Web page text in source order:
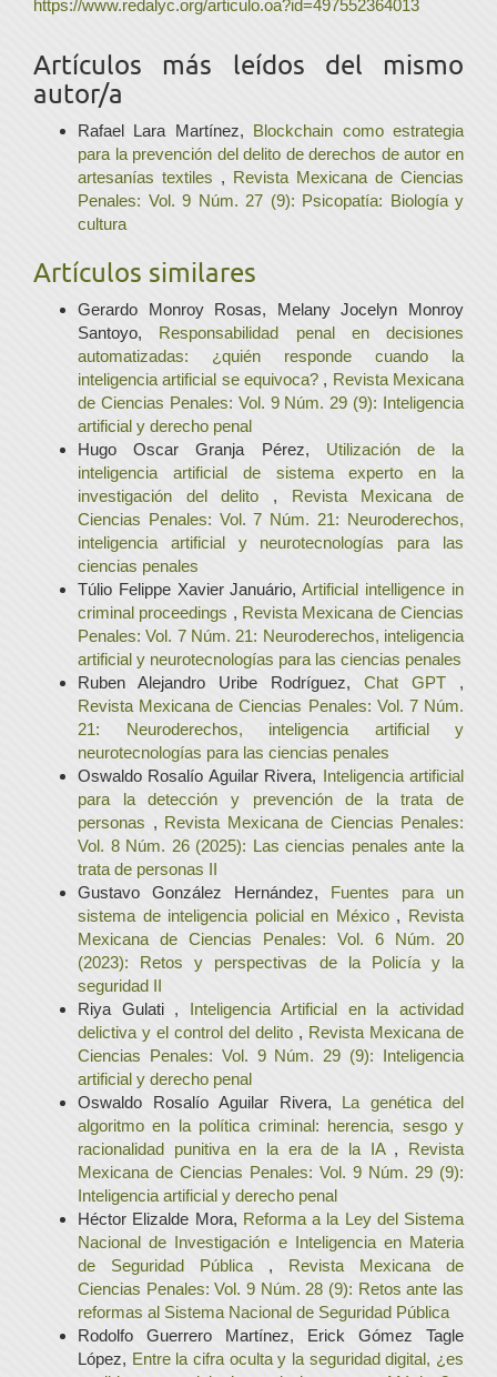
https://www.redalyc.org/articulo.oa?id=497552364013
Artículos más leídos del mismo
autor/a
Rafael Lara Martínez, Blockchain como estrategia
para la prevención del delito de derechos de autor en
artesanías textiles , Revista Mexicana de Ciencias
Penales: Vol. 9 Núm. 27 (9): Psicopatía: Biología y
cultura
Artículos similares
Gerardo Monroy Rosas, Melany Jocelyn Monroy
Santoyo, Responsabilidad penal en decisiones
automatizadas: ¿quién responde cuando la
inteligencia artificial se equivoca? , Revista Mexicana
de Ciencias Penales: Vol. 9 Núm. 29 (9): Inteligencia
artificial y derecho penal
Hugo Oscar Granja Pérez, Utilización de la
inteligencia artificial de sistema experto en la
investigación del delito , Revista Mexicana de
Ciencias Penales: Vol. 7 Núm. 21: Neuroderechos,
inteligencia artificial y neurotecnologías para las
ciencias penales
Túlio Felippe Xavier Januário,Artificial intelligence in
criminal proceedings , Revista Mexicana de Ciencias
Penales: Vol. 7 Núm. 21: Neuroderechos, inteligencia
artificial y neurotecnologías para las ciencias penales
Ruben Alejandro Uribe Rodríguez, Chat GPT ,
Revista Mexicana de Ciencias Penales: Vol. 7 Núm.
21: Neuroderechos, inteligencia artificial y
neurotecnologías para las ciencias penales
Oswaldo Rosalío Aguilar Rivera, Inteligencia artificial
para la detección y prevención de la trata de
personas , Revista Mexicana de Ciencias Penales:
Vol. 8 Núm. 26 (2025): Las ciencias penales ante la
trata de personas II
Gustavo González Hernández, Fuentes para un
sistema de inteligencia policial en México , Revista
Mexicana de Ciencias Penales: Vol. 6 Núm. 20
(2023): Retos y perspectivas de la Policía y la
seguridad II
Riya Gulati , Inteligencia Artificial en la actividad
delictiva y el control del delito , Revista Mexicana de
Ciencias Penales: Vol. 9 Núm. 29 (9): Inteligencia
artificial y derecho penal
Oswaldo Rosalío Aguilar Rivera, La genética del
algoritmo en la política criminal: herencia, sesgo y
racionalidad punitiva en la era de la IA , Revista
Mexicana de Ciencias Penales: Vol. 9 Núm. 29 (9):
Inteligencia artificial y derecho penal
Héctor Elizalde Mora, Reforma a la Ley del Sistema
Nacional de Investigación e Inteligencia en Materia
de Seguridad Pública , Revista Mexicana de
Ciencias Penales: Vol. 9 Núm. 28 (9): Retos ante las
reformas al Sistema Nacional de Seguridad Pública
Rodolfo Guerrero Martínez, Erick Gómez Tagle
López, Entre la cifra oculta y la seguridad digital, ¿es